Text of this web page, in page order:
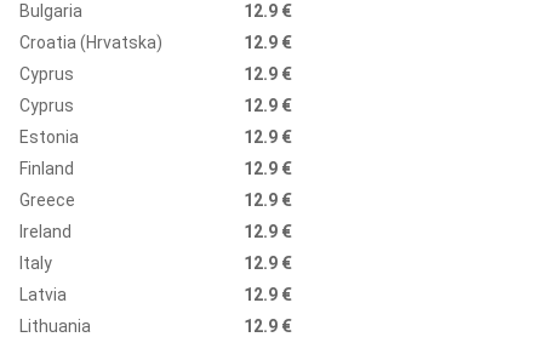
Bulgaria
12.9 €
Croatia (Hrvatska)
12.9 €
Cyprus
12.9 €
Cyprus
12.9 €
Estonia
12.9 €
Finland
12.9 €
Greece
12.9 €
Ireland
12.9 €
Italy
12.9 €
Latvia
12.9 €
Lithuania
12.9 €